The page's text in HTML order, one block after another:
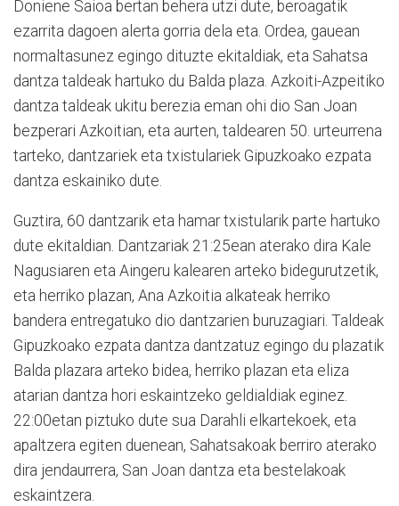
Doniene Saioa bertan behera utzi dute, beroagatik
ezarrita dagoen alerta gorria dela eta. Ordea, gauean
normaltasunez egingo dituzte ekitaldiak, eta Sahatsa
dantza taldeak hartuko du Balda plaza. Azkoiti-Azpeitiko
dantza taldeak ukitu berezia eman ohi dio San Joan
bezperari Azkoitian, eta aurten, taldearen 50. urteurrena
tarteko, dantzariek eta txistulariek Gipuzkoako ezpata
dantza eskainiko dute.
Guztira, 60 dantzarik eta hamar txistularik parte hartuko
dute ekitaldian. Dantzariak 21:25ean aterako dira Kale
Nagusiaren eta Aingeru kalearen arteko bidegurutzetik,
eta herriko plazan, Ana Azkoitia alkateak herriko
bandera entregatuko dio dantzarien buruzagiari. Taldeak
Gipuzkoako ezpata dantza dantzatuz egingo du plazatik
Balda plazara arteko bidea, herriko plazan eta eliza
atarian dantza hori eskaintzeko geldialdiak eginez.
22:00etan piztuko dute sua Darahli elkartekoek, eta
apaltzera egiten duenean, Sahatsakoak berriro aterako
dira jendaurrera, San Joan dantza eta bestelakoak
eskaintzera.